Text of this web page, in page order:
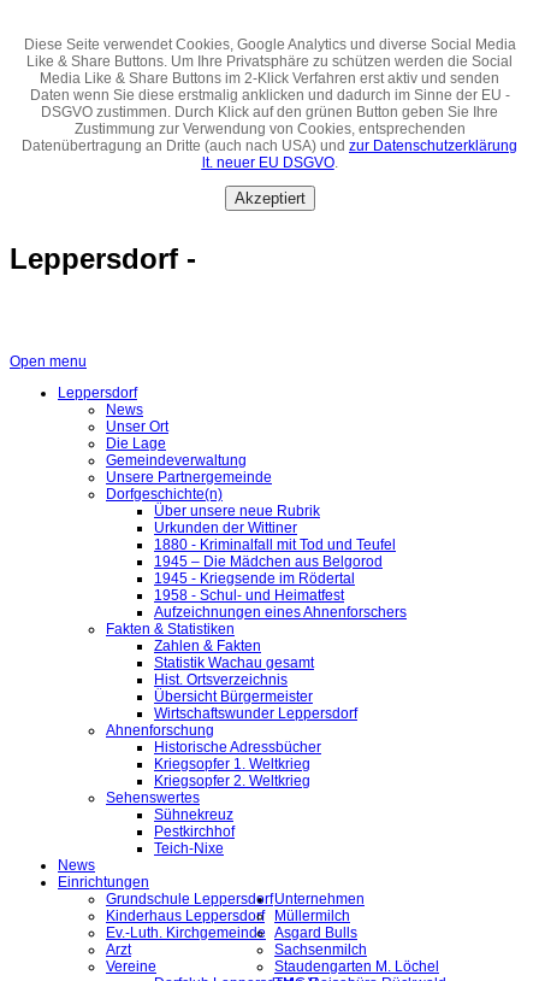
Diese Seite verwendet Cookies, Google Analytics und diverse Social Media
Like & Share Buttons. Um Ihre Privatsphäre zu schützen werden die Social
Media Like & Share Buttons im 2-Klick Verfahren erst aktiv und senden
Daten wenn Sie diese erstmalig anklicken und dadurch im Sinne der EU -
DSGVO zustimmen. Durch Klick auf den grünen Button geben Sie Ihre
Zustimmung zur Verwendung von Cookies, entsprechenden
Datenübertragung an Dritte (auch nach USA) und zur Datenschutzerklärung
lt. neuer EU DSGVO.
Akzeptiert
Leppersdorf -
Open menu
Leppersdorf
News
Unser Ort
Die Lage
Gemeindeverwaltung
Unsere Partnergemeinde
Dorfgeschichte(n)
Über unsere neue Rubrik
Urkunden der Wittiner
1880 - Kriminalfall mit Tod und Teufel
1945 – Die Mädchen aus Belgorod
1945 - Kriegsende im Rödertal
1958 - Schul- und Heimatfest
Aufzeichnungen eines Ahnenforschers
Fakten & Statistiken
Zahlen & Fakten
Statistik Wachau gesamt
Hist. Ortsverzeichnis
Übersicht Bürgermeister
Wirtschaftswunder Leppersdorf
Ahnenforschung
Historische Adressbücher
Kriegsopfer 1. Weltkrieg
Kriegsopfer 2. Weltkrieg
Sehenswertes
Sühnekreuz
Pestkirchhof
Teich-Nixe
News
Einrichtungen
Grundschule Leppersdorf
Kinderhaus Leppersdorf
Ev.-Luth. Kirchgemeinde
Arzt
Vereine
Unternehmen
Müllermilch
Asgard Bulls
Sachsenmilch
Staudengarten M. Löchel